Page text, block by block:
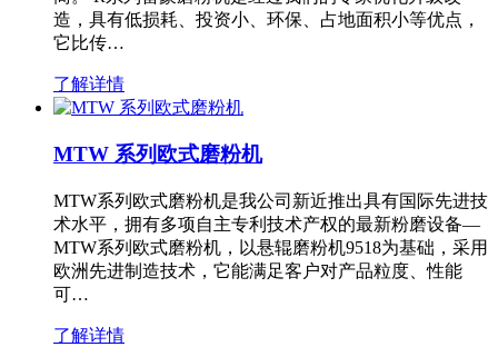
造，具有低损耗、投资小、环保、占地面积小等优点，
它比传…
了解详情
MTW 系列欧式磨粉机
MTW系列欧式磨粉机是我公司新近推出具有国际先进技
术水平，拥有多项自主专利技术产权的最新粉磨设备—
MTW系列欧式磨粉机，以悬辊磨粉机9518为基础，采用
欧洲先进制造技术，它能满足客户对产品粒度、性能
可…
了解详情